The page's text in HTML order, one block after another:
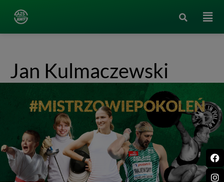
Jan Kulmaczewski